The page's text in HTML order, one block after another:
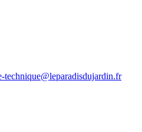
technique@leparadisdujardin.fr